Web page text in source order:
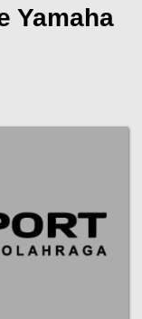
Yamaha